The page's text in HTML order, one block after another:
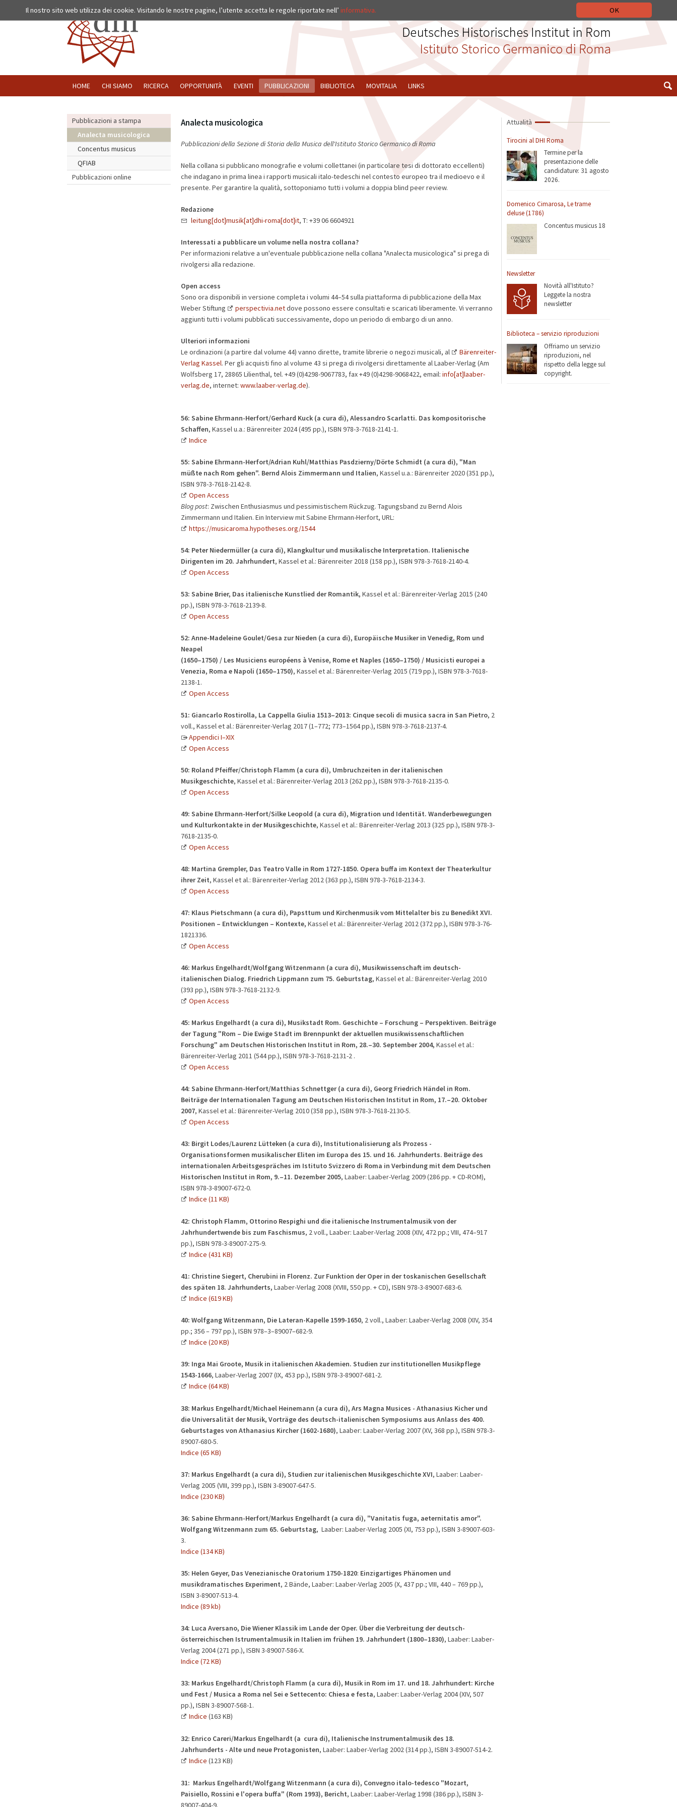
OK
Il nostro sito web utilizza dei cookie. Visitando le nostre pagine, l’utente accetta le regole riportate nell’ informativa.
Pubblicazioni a stampa
Analecta musicologica
Concentus musicus
QFIAB
Pubblicazioni online
Attualità
Tirocini al DHI Roma
Termine per la
presentazione delle
candidature: 31 agosto
2026.
Domenico Cimarosa, Le trame
deluse (1786)
Concentus musicus 18
Newsletter
Novità all'Istituto?
Leggete la nostra
newsletter
Biblioteca – servizio riproduzioni
Offriamo un servizio
riproduzioni, nel
rispetto della legge sul
copyright.
Analecta musicologica
Pubblicazioni della Sezione di Storia della Musica dell'Istituto Storico Germanico di Roma
Nella collana si pubblicano monografie e volumi collettanei (in particolare tesi di dottorato eccellenti)
che indagano in prima linea i rapporti musicali italo-tedeschi nel contesto europeo tra il medioevo e il
presente. Per garantire la qualità, sottoponiamo tutti i volumi a doppia blind peer review.
Redazione
leitung[dot]musik[at]dhi-roma[dot]it, T: +39 06 6604921
Interessati a pubblicare un volume nella nostra collana?
Per informazioni relative a un'eventuale pubblicazione nella collana "Analecta musicologica" si prega di
rivolgersi alla redazione.
Open access
Sono ora disponibili in versione completa i volumi 44–54 sulla piattaforma di pubblicazione della Max
Weber Stiftung
perspectivia.netdove possono essere consultati e scaricati liberamente. Vi verranno
aggiunti tutti i volumi pubblicati successivamente, dopo un periodo di embargo di un anno.
Ulteriori informazioni
Le ordinazioni (a partire dal volume 44) vanno dirette, tramite librerie o negozi musicali, al
Bärenreiter-
Verlag Kassel. Per gli acquisti fino al volume 43 si prega di rivolgersi direttamente al Laaber-Verlag (Am
Wolfsberg 17, 28865 Lilienthal, tel. +49 (0)4298-9067783, fax +49 (0)4298-9068422, email: info[at]laaber-
verlag.de, internet: www.laaber-verlag.de).
56: Sabine Ehrmann-Herfort/Gerhard Kuck (a cura di), Alessandro Scarlatti. Das kompositorische
Schaffen, Kassel u.a.: Bärenreiter 2024 (495 pp.), ISBN 978-3-7618-2141-1.
Indice
55: Sabine Ehrmann-Herfort/Adrian Kuhl/Matthias Pasdzierny/Dörte Schmidt (a cura di), "Man
müßte nach Rom gehen". Bernd Alois Zimmermann und Italien, Kassel u.a.: Bärenreiter 2020 (351 pp.),
ISBN 978-3-7618-2142-8.
Open Access
Blog post: Zwischen Enthusiasmus und pessimistischem Rückzug. Tagungsband zu Bernd Alois
Zimmermann und Italien. Ein Interview mit Sabine Ehrmann-Herfort, URL:
https://musicaroma.hypotheses.org/1544
54: Peter Niedermüller (a cura di), Klangkultur und musikalische Interpretation. Italienische
Dirigenten im 20. Jahrhundert, Kassel et al.: Bärenreiter 2018 (158 pp.), ISBN 978-3-7618-2140-4.
Open Access
53: Sabine Brier, Das italienische Kunstlied der Romantik, Kassel et al.: Bärenreiter-Verlag 2015 (240
pp.), ISBN 978-3-7618-2139-8.
Open Access
52: Anne-Madeleine Goulet/Gesa zur Nieden (a cura di), Europäische Musiker in Venedig, Rom und
Neapel
(1650–1750) / Les Musiciens européens à Venise, Rome et Naples (1650–1750) / Musicisti europei a
Venezia, Roma e Napoli (1650–1750), Kassel et al.: Bärenreiter-Verlag 2015 (719 pp.), ISBN 978-3-7618-
2138-1.
Open Access
51: Giancarlo Rostirolla, La Cappella Giulia 1513–2013: Cinque secoli di musica sacra in San Pietro, 2
voll., Kassel et al.: Bärenreiter-Verlag 2017 (1–772; 773–1564 pp.), ISBN 978-3-7618-2137-4.
Appendici I–XIX
Open Access
50: Roland Pfeiffer/Christoph Flamm (a cura di), Umbruchzeiten in der italienischen
Musikgeschichte, Kassel et al.: Bärenreiter-Verlag 2013 (262 pp.), ISBN 978-3-7618-2135-0.
Open Access
49: Sabine Ehrmann-Herfort/Silke Leopold (a cura di), Migration und Identität. Wanderbewegungen
und Kulturkontakte in der Musikgeschichte, Kassel et al.: Bärenreiter-Verlag 2013 (325 pp.), ISBN 978-3-
7618-2135-0.
Open Access
48: Martina Grempler, Das Teatro Valle in Rom 1727-1850. Opera buffa im Kontext der Theaterkultur
ihrer Zeit, Kassel et al.: Bärenreiter-Verlag 2012 (363 pp.), ISBN 978-3-7618-2134-3.
Open Access
47: Klaus Pietschmann (a cura di), Papsttum und Kirchenmusik vom Mittelalter bis zu Benedikt XVI.
Positionen – Entwicklungen – Kontexte, Kassel et al.: Bärenreiter-Verlag 2012 (372 pp.), ISBN 978-3-76-
1821336.
Open Access
46: Markus Engelhardt/Wolfgang Witzenmann (a cura di), Musikwissenschaft im deutsch-
italienischen Dialog. Friedrich Lippmann zum 75. Geburtstag, Kassel et al.: Bärenreiter-Verlag 2010
(393 pp.), ISBN 978-3-7618-2132-9.
Open Access
45: Markus Engelhardt (a cura di), Musikstadt Rom. Geschichte – Forschung – Perspektiven. Beiträge
der Tagung "Rom – Die Ewige Stadt im Brennpunkt der aktuellen musikwissenschaftlichen
Forschung" am Deutschen Historischen Institut in Rom, 28.–30. September 2004, Kassel et al.:
Bärenreiter-Verlag 2011 (544 pp.), ISBN 978-3-7618-2131-2 .
Open Access
44: Sabine Ehrmann-Herfort/Matthias Schnettger (a cura di), Georg Friedrich Händel in Rom.
Beiträge der Internationalen Tagung am Deutschen Historischen Institut in Rom, 17.–20. Oktober
2007, Kassel et al.: Bärenreiter-Verlag 2010 (358 pp.), ISBN 978-3-7618-2130-5.
Open Access
43: Birgit Lodes/Laurenz Lütteken (a cura di), Institutionalisierung als Prozess -
Organisationsformen musikalischer Eliten im Europa des 15. und 16. Jahrhunderts. Beiträge des
internationalen Arbeitsgespräches im Istituto Svizzero di Roma in Verbindung mit dem Deutschen
Historischen Institut in Rom, 9.–11. Dezember 2005, Laaber: Laaber-Verlag 2009 (286 pp. + CD-ROM),
ISBN 978-3-89007-672-0.
Indice (11 KB)
42: Christoph Flamm, Ottorino Respighi und die italienische Instrumentalmusik von der
Jahrhundertwende bis zum Faschismus, 2 voll., Laaber: Laaber-Verlag 2008 (XIV, 472 pp.; VIII, 474–917
pp.), ISBN 978-3-89007-275-9.
Indice (431 KB)
41: Christine Siegert, Cherubini in Florenz. Zur Funktion der Oper in der toskanischen Gesellschaft
des späten 18. Jahrhunderts, Laaber-Verlag 2008 (XVIII, 550 pp. + CD), ISBN 978-3-89007-683-6.
Indice (619 KB)
40: Wolfgang Witzenmann, Die Lateran-Kapelle 1599-1650, 2 voll., Laaber: Laaber-Verlag 2008 (XIV, 354
pp.; 356 – 797 pp.), ISBN 978–3–89007–682-9.
Indice (20 KB)
39: Inga Mai Groote, Musik in italienischen Akademien. Studien zur institutionellen Musikpflege
1543-1666, Laaber-Verlag 2007 (IX, 453 pp.), ISBN 978-3-89007-681-2.
Indice (64 KB)
38: Markus Engelhardt/Michael Heinemann (a cura di), Ars Magna Musices - Athanasius Kicher und
die Universalität der Musik, Vorträge des deutsch-italienischen Symposiums aus Anlass des 400.
Geburtstages von Athanasius Kircher (1602-1680), Laaber: Laaber-Verlag 2007 (XV, 368 pp.), ISBN 978-3-
89007-680-5.
Indice (65 KB)
37: Markus Engelhardt (a cura di), Studien zur italienischen Musikgeschichte XVI, Laaber: Laaber-
Verlag 2005 (VIII, 399 pp.), ISBN 3-89007-647-5.
Indice (230 KB)
36: Sabine Ehrmann-Herfort/Markus Engelhardt (a cura di), "Vanitatis fuga, aeternitatis amor".
Wolfgang Witzenmann zum 65. Geburtstag, Laaber: Laaber-Verlag 2005 (XI, 753 pp.), ISBN 3-89007-603-
3.
Indice (134 KB)
35: Helen Geyer, Das Venezianische Oratorium 1750-1820: Einzigartiges Phänomen und
musikdramatisches Experiment, 2 Bände, Laaber: Laaber-Verlag 2005 (X, 437 pp.; VIII, 440 – 769 pp.),
ISBN 3-89007-513-4.
Indice (89 kb)
34: Luca Aversano, Die Wiener Klassik im Lande der Oper. Über die Verbreitung der deutsch-
österreichischen Istrumentalmusik in Italien im frühen 19. Jahrhundert (1800–1830), Laaber: Laaber-
Verlag 2004 (271 pp.), ISBN 3-89007-586-X.
Indice (72 KB)
33: Markus Engelhardt/Christoph Flamm (a cura di), Musik in Rom im 17. und 18. Jahrhundert: Kirche
und Fest / Musica a Roma nel Sei e Settecento: Chiesa e festa, Laaber: Laaber-Verlag 2004 (XIV, 507
pp.), ISBN 3-89007-568-1.
Indice (163 KB)
32: Enrico Careri/Markus Engelhardt (a cura di), Italienische Instrumentalmusik des 18.
Jahrhunderts - Alte und neue Protagonisten, Laaber: Laaber-Verlag 2002 (314 pp.), ISBN 3-89007-514-2.
Indice (123 KB)
31: Markus Engelhardt/Wolfgang Witzenmann (a cura di), Convegno italo-tedesco "Mozart,
Paisiello, Rossini e l'opera buffa" (Rom 1993), Bericht, Laaber: Laaber-Verlag 1998 (386 pp.), ISBN 3-
89007-404-9.
HOME CHI SIAMO RICERCA OPPORTUNITÀ EVENTI PUBBLICAZIONI BIBLIOTECA MOVITALIA LINKS